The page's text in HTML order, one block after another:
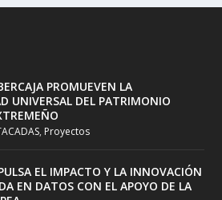
PROMUEVEN LA
UNIVERSAL DEL PATRIMONIO
, Proyectos
EL IMPACTO Y LA INNOVACIÓN
EN DATOS CON EL APOYO DE LA